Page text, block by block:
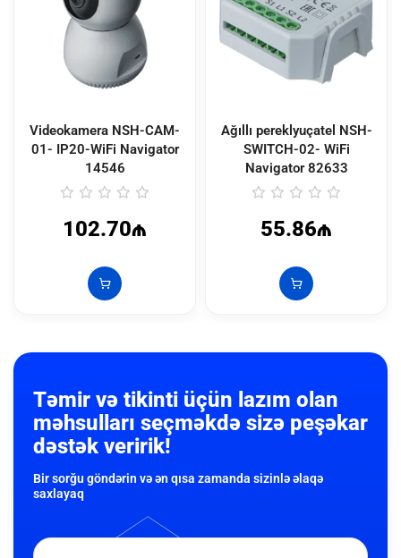
Videokamera NSH-CAM-
01- IP20-WiFi Navigator
14546
102.70₼
Ağıllı pereklyuçatel NSH-
SWITCH-02- WiFi
Navigator82633
55.86₼
Təmir və tikinti üçün lazım olan
məhsulları seçməkdə sizə peşəkar
dəstək veririk!
Bir sorğu göndərin və ən qısa zamanda sizinlə əlaqə
saxlayaq